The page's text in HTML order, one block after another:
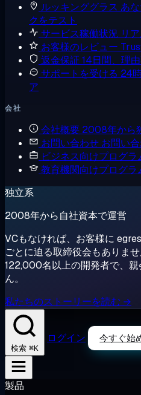
ルッキンググラス あ
クをテスト
サービス稼働状況 リ
お客様のレビュー
返金保証 14日間、理
サポートを受ける 24
ア
会社
会社概要 2008年から
お問い合わせ お問い
ビジネス向けプログラ
教育機関向けプログラ
独立系
2008年から自社資本で運営
VCもなければ、お客様に
ごとに迫る取締役会もありま
122,000名以上の開発者で、
ん。
私たちのストーリーを読む →
検索 ⌘K
ログイン 今すぐ始
製品